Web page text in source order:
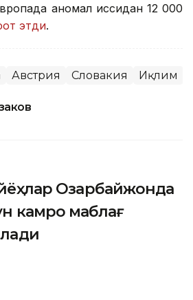
аномал иссиқдан 12 000
этди.
Австрия Словакия Иқлим
Озарбайжонда
камроқ маблағ